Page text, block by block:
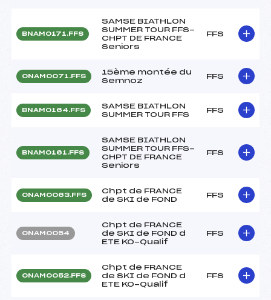
BNAM0171.FFS
SAMSE BIATHLON
SUMMER TOUR FFS-
CHPT DE FRANCE
Seniors
FFS
ONAM0071.FFS
15ème montée du
Semnoz
FFS
BNAM0164.FFS
SAMSE BIATHLON
SUMMER TOUR FFS
FFS
BNAM0161.FFS
SAMSE BIATHLON
SUMMER TOUR FFS-
CHPT DE FRANCE
Seniors
FFS
ONAM0063.FFS
Chpt de FRANCE
de SKI de FOND
FFS
ONAM0054
Chpt de FRANCE
de SKI de FOND d
ETE KO-Qualif
FFS
ONAM0052.FFS
Chpt de FRANCE
de SKI de FOND d
ETE KO-Qualif
FFS